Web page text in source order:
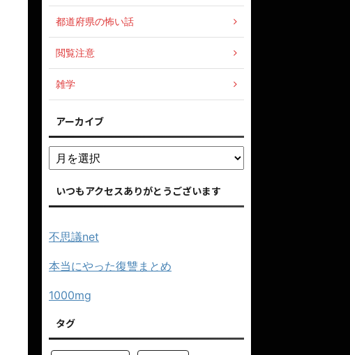
都道府県の怖い話
閲覧注意
雑学
アーカイブ
いつもアクセスありがとうございます
不思議net
本当にやった復讐まとめ
1000mg
タグ